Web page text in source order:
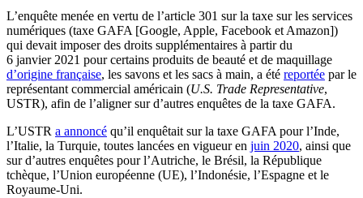
L’enquête menée en vertu de l’article 301 sur la taxe sur les services
numériques (taxe GAFA [Google, Apple, Facebook et Amazon])
qui devait imposer des droits supplémentaires à partir du
6 janvier 2021 pour certains produits de beauté et de maquillage
d’origine française, les savons et les sacs à main, a été reportée par le
représentant commercial américain (U.S. Trade Representative,
USTR), afin de l’aligner sur d’autres enquêtes de la taxe GAFA.
L’USTR a annoncé qu’il enquêtait sur la taxe GAFA pour l’Inde,
l’Italie, la Turquie, toutes lancées en vigueur en juin 2020, ainsi que
sur d’autres enquêtes pour l’Autriche, le Brésil, la République
tchèque, l’Union européenne (UE), l’Indonésie, l’Espagne et le
Royaume-Uni.